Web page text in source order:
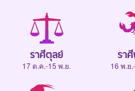
ราศีตุลย์
17 ต.ค.-15 พ.ย.
รา
16 พ.ย